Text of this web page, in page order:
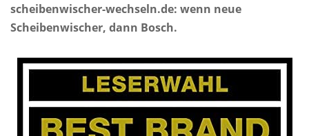
scheibenwischer-wechseln.de: wenn neue
Scheibenwischer, dann Bosch.